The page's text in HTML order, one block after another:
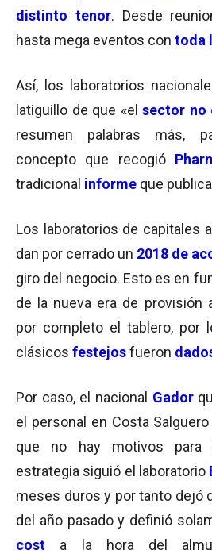
distinto tenor. Desde
hasta mega eventos con toda
Así, los laboratorios
latiguillo de que «el sector no
resumen palabras más,
concepto que recogió
tradicional informe que
Los laboratorios de capitales
dan por cerrado un 2018 de
giro del negocio. Esto es en
de la nueva era de provisión
por completo el tablero, por
clásicos festejosfueron
Por caso, el nacional Gador
el personal en Costa
que no hay motivos para
estrategia siguió el laboratorio
meses duros y por tanto dejó
del año pasado y definió
cost a la hora del